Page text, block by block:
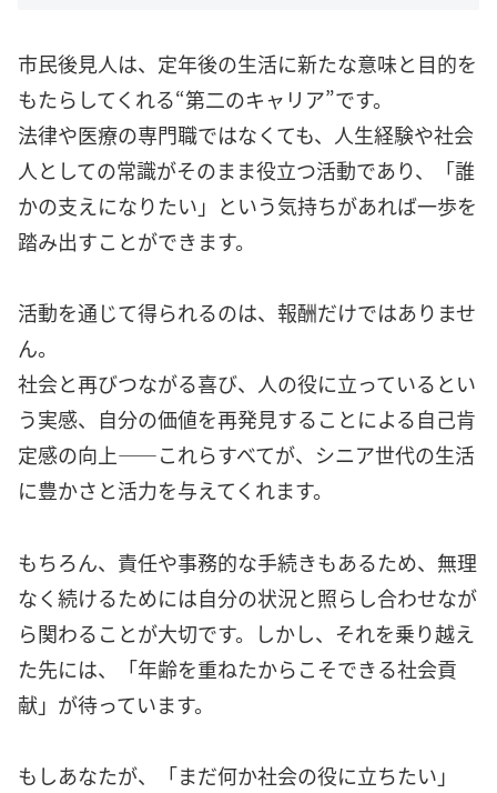
市民後見人は、定年後の生活に新たな意味と目的を
もたらしてくれる“第二のキャリア”です。
法律や医療の専門職ではなくても、人生経験や社会
人としての常識がそのまま役立つ活動であり、「誰
かの支えになりたい」という気持ちがあれば一歩を
踏み出すことができます。
活動を通じて得られるのは、報酬だけではありませ
ん。
社会と再びつながる喜び、人の役に立っているとい
う実感、自分の価値を再発見することによる自己肯
定感の向上――これらすべてが、シニア世代の生活
に豊かさと活力を与えてくれます。
もちろん、責任や事務的な手続きもあるため、無理
なく続けるためには自分の状況と照らし合わせなが
ら関わることが大切です。しかし、それを乗り越え
た先には、「年齢を重ねたからこそできる社会貢
献」が待っています。
もしあなたが、「まだ何か社会の役に立ちたい」